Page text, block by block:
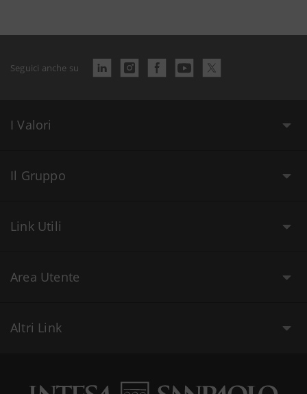
Seguici anche su
I Valori
Il Gruppo
Link Utili
Area Utente
Altri Link